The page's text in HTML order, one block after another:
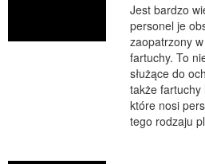
Zajęcia Sportowe i Rekreacyjne
Restauracje, Catering
Jest bardzo
personel je
zaopatrzony
fartuchy. To
służące do
także fartuchy
które nosi
tego rodzaju